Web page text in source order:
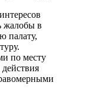
жалобы в
палату,
по месту